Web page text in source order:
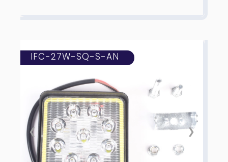
❮ ❯
IFC-27W-SQ-S-AN